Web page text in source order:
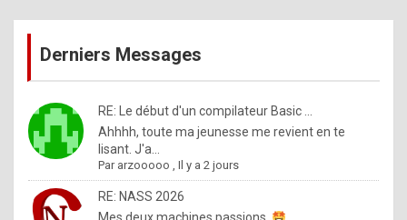
%
m
a
d
publications
Derniers Messages
RE: Le début d'un compilateur Basic ...
Ahhhh, toute ma jeunesse me revient en te
lisant. J'a...
Par arzooooo ,Il y a 2 jours
RE: NASS 2026